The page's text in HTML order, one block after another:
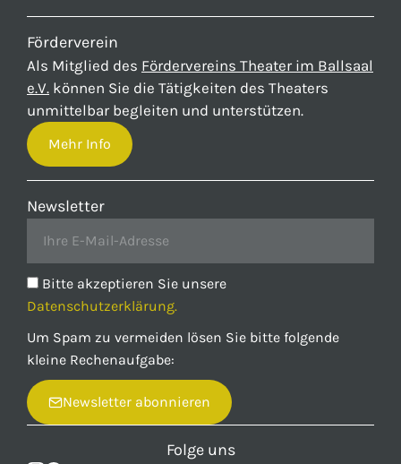
Förderverein
Als Mitglied des Fördervereins Theater im Ballsaal
e.V. können Sie die Tätigkeiten des Theaters
unmittelbar begleiten und unterstützen.
Mehr Info
Newsletter
Bitte akzeptieren Sie unsere
Datenschutzerklärung.
Um Spam zu vermeiden lösen Sie bitte folgende
kleine Rechenaufgabe:
Newsletter abonnieren
Folge uns